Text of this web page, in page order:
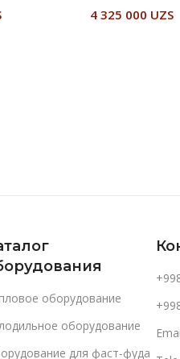
4 325 000 UZS
оборудование
оборудование
для фаст-фуда